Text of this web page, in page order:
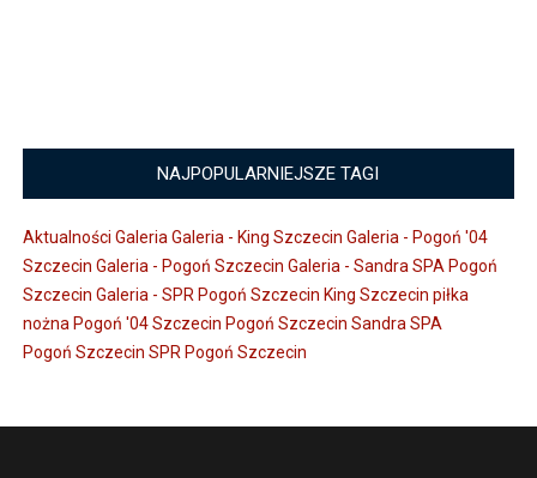
NAJPOPULARNIEJSZE TAGI
Aktualności Galeria Galeria - King Szczecin Galeria - Pogoń '04
Szczecin Galeria - Pogoń Szczecin Galeria - Sandra SPA Pogoń
Szczecin Galeria - SPR Pogoń Szczecin King Szczecin piłka
nożna Pogoń '04 Szczecin Pogoń Szczecin Sandra SPA
Pogoń Szczecin SPR Pogoń Szczecin